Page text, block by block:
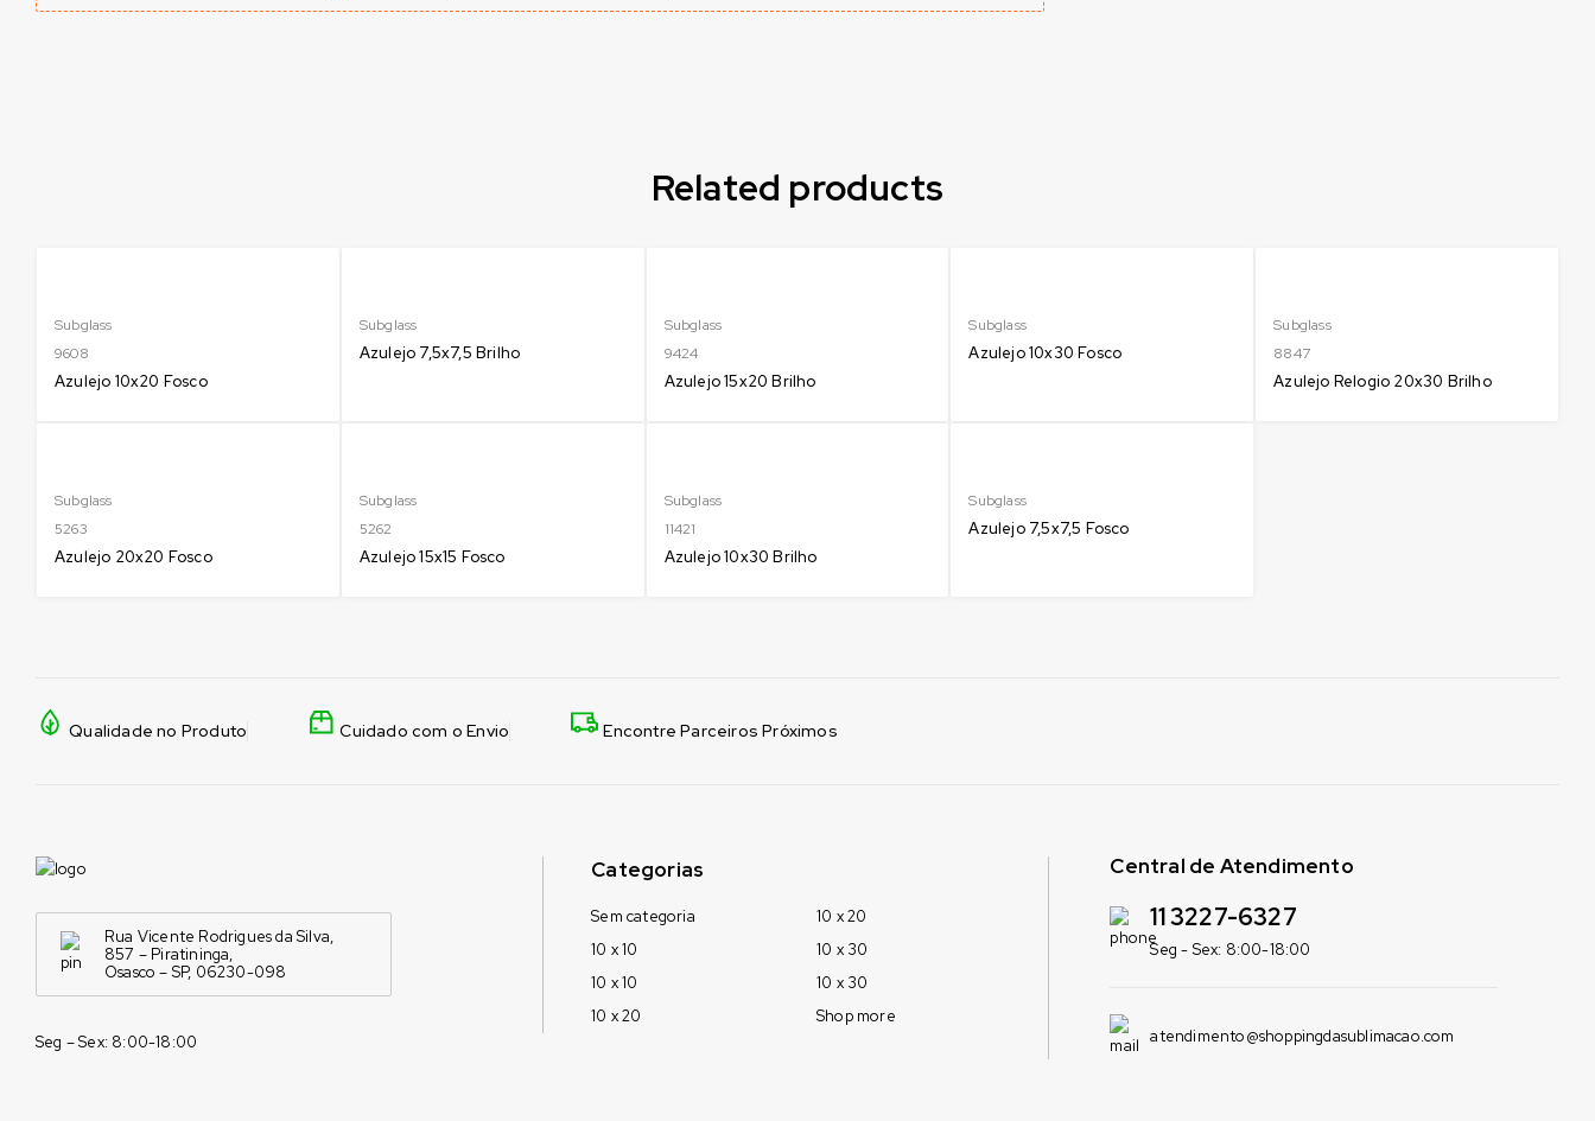
Related products
Subglass
9608
Azulejo 10x20 Fosco
Subglass
Azulejo 7,5x7,5 Brilho
Subglass
9424
Azulejo 15x20 Brilho
Subglass
Azulejo 10x30 Fosco
Subglass
8847
Azulejo Relogio 20x30 Brilho
Subglass
5263
Azulejo 20x20 Fosco
Subglass
5262
Azulejo 15x15 Fosco
Subglass
11421
Azulejo 10x30 Brilho
Subglass
Azulejo 7,5x7,5 Fosco
Qualidade no Produto Cuidado com o Envio Encontre Parceiros Próximos
Rua Vicente Rodrigues da Silva,
857 – Piratininga,
Osasco – SP, 06230-098
Seg – Sex: 8:00-18:00
Categorias
Sem categoria
10 x 10
10 x 10
10 x 20
10 x 20
10 x 30
10 x 30
Shop more
Central de Atendimento
11 3227-6327
Seg - Sex: 8:00-18:00
atendimento@shoppingdasublimacao.com